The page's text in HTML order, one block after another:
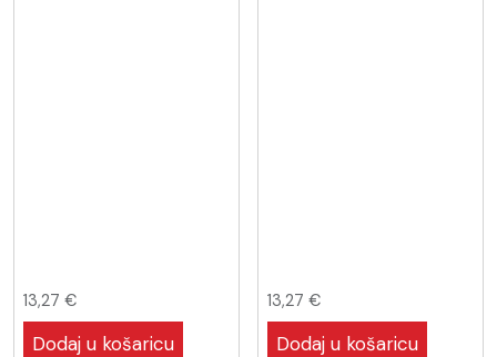
13,27 €
Dodaj u košaricu
13,27€
Dodaj u košaricu